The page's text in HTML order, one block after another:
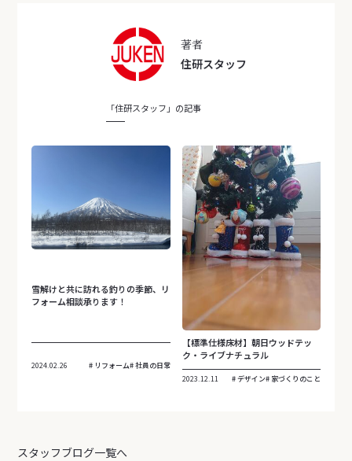
著者
住研スタッフ
「住研スタッフ」の記事
雪解けと共に訪れる釣りの季節、リ
フォーム相談承ります！
2024.02.26 リフォーム 社員の日常
【標準仕様床材】朝日ウッドテッ
ク・ライブナチュラル
2023.12.11 デザイン 家づくりのこと
スタッフブログ一覧へ